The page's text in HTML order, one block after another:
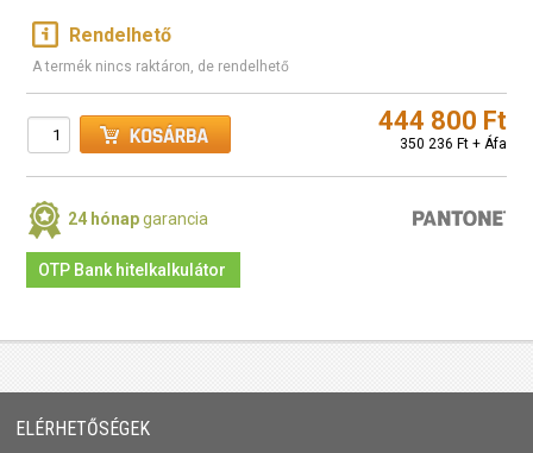
Rendelhető
A termék nincs raktáron, de rendelhető
444 800 Ft
350 236 Ft + Áfa
24 hónapgarancia
OTP Bank hitelkalkulátor
ELÉRHETŐSÉGEK